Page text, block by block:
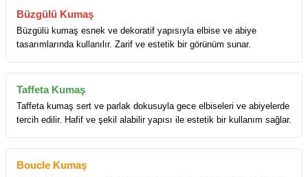
Büzgülü Kumaş
Büzgülü kumaş esnek ve dekoratif yapısıyla elbise ve abiye
tasarımlarında kullanılır. Zarif ve estetik bir görünüm sunar.
Taffeta Kumaş
Taffeta kumaş sert ve parlak dokusuyla gece elbiseleri ve abiyelerde
tercih edilir. Hafif ve şekil alabilir yapısı ile estetik bir kullanım sağlar.
Boucle Kumaş